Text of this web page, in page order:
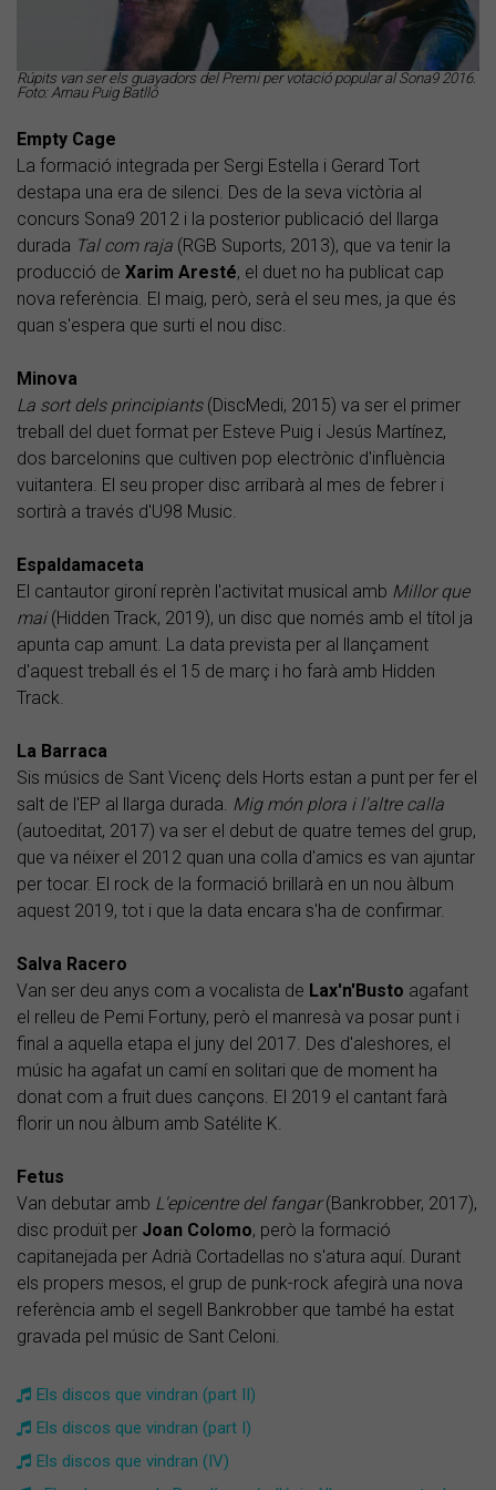
Rúpits van ser els guayadors del Premi per votació popular al Sona9 2016.
Foto: Arnau Puig Batlló
Empty Cage
La formació integrada per Sergi Estella i Gerard Tort
destapa una era de silenci. Des de la seva victòria al
concurs Sona9 2012 i la posterior publicació del llarga
durada Tal com raja (RGB Suports, 2013), que va tenir la
producció de Xarim Aresté, el duet no ha publicat cap
nova referència. El maig, però, serà el seu mes, ja que és
quan s'espera que surti el nou disc.
Minova
La sort dels principiants(DiscMedi, 2015) va ser el primer
treball del duet format per Esteve Puig i Jesús Martínez,
dos barcelonins que cultiven pop electrònic d'influència
vuitantera. El seu proper disc arribarà al mes de febrer i
sortirà a través d'U98 Music.
Espaldamaceta
El cantautor gironí reprèn l'activitat musical amb Millor que
mai (Hidden Track, 2019), un disc que només amb el títol ja
apunta cap amunt. La data prevista per al llançament
d'aquest treball és el 15 de març i ho farà amb Hidden
Track.
La Barraca
Sis músics de Sant Vicenç dels Horts estan a punt per fer el
salt de l'EP al llarga durada. Mig món plora i l'altre calla
(autoeditat, 2017) va ser el debut de quatre temes del grup,
que va néixer el 2012 quan una colla d'amics es van ajuntar
per tocar. El rock de la formació brillarà en un nou àlbum
aquest 2019, tot i que la data encara s'ha de confirmar.
Salva Racero
Van ser deu anys com a vocalista de Lax'n'Busto agafant
el relleu de Pemi Fortuny, però el manresà va posar punt i
final a aquella etapa el juny del 2017. Des d'aleshores, el
músic ha agafat un camí en solitari que de moment ha
donat com a fruit dues cançons. El 2019 el cantant farà
florir un nou àlbum amb Satélite K.
Fetus
Van debutar amb L'epicentre del fangar(Bankrobber, 2017),
disc produït per Joan Colomo, però la formació
capitanejada per Adrià Cortadellas no s'atura aquí. Durant
els propers mesos, el grup de punk-rock afegirà una nova
referència amb el segell Bankrobber que també ha estat
gravada pel músic de Sant Celoni.
Els discos que vindran (part II)
Els discos que vindran (part I)
Els discos que vindran (IV)